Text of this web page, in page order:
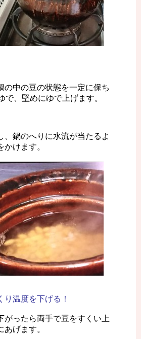
の中の豆の状態を一定に保ち
で、堅めにゆで上げます。
、鍋のへりに水流が当たるよ
かけます。
温度を下げる！
がったら両手で豆をすくい上
げます。